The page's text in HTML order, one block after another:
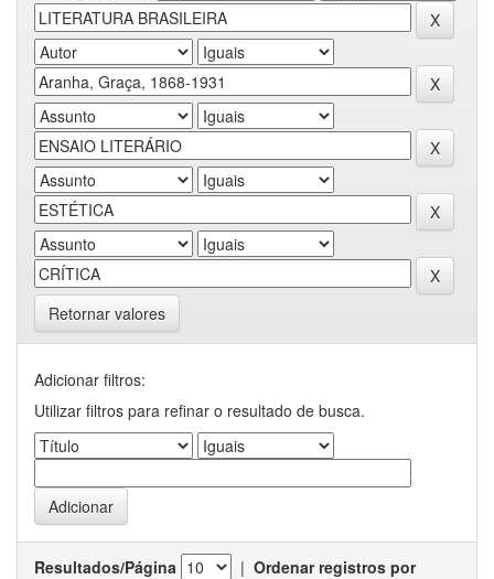
Retornar valores
Adicionar filtros:
Utilizar filtros para refinar o resultado de busca.
Resultados/Página | Ordenar registros por